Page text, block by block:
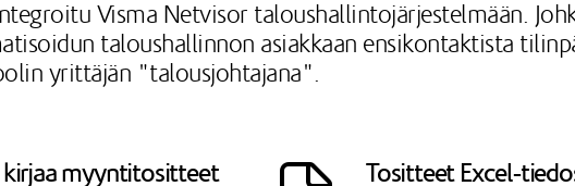
Visma Netvisor taloushallintojärjestelmään.
taloushallinnon asiakkaan ensikontaktista
yrittäjän "talousjohtajana".
kirjaa myyntitositteet Tositteet Excel-